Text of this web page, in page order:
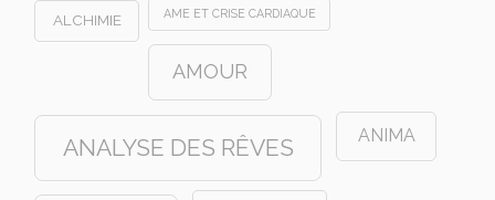
ALCHIMIE AME ET CRISE CARDIAQUE
AMOUR
ANALYSE DES RÊVES ANIMA